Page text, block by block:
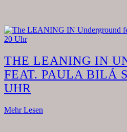
THE LEANING IN
FEAT. PAULA BILÁ
UHR
Mehr Lesen